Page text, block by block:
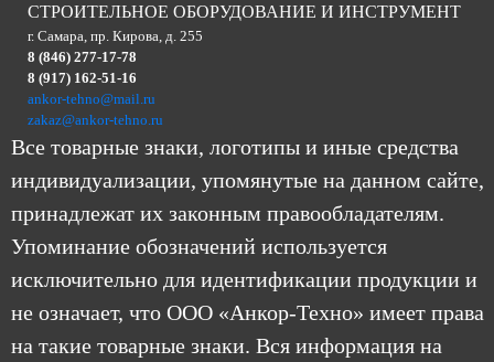
СТРОИТЕЛЬНОЕ ОБОРУДОВАНИЕ И ИНСТРУМЕНТ
г. Самара, пр. Кирова, д. 255
8 (846) 277-17-78
8 (917) 162-51-16
ankor-tehno@mail.ru
zakaz@ankor-tehno.ru
Все товарные знаки, логотипы и иные средства
индивидуализации, упомянутые на данном сайте,
принадлежат их законным правообладателям.
Упоминание обозначений используется
исключительно для идентификации продукции и
не означает, что ООО «Анкор-Техно» имеет права
на такие товарные знаки. Вся информация на